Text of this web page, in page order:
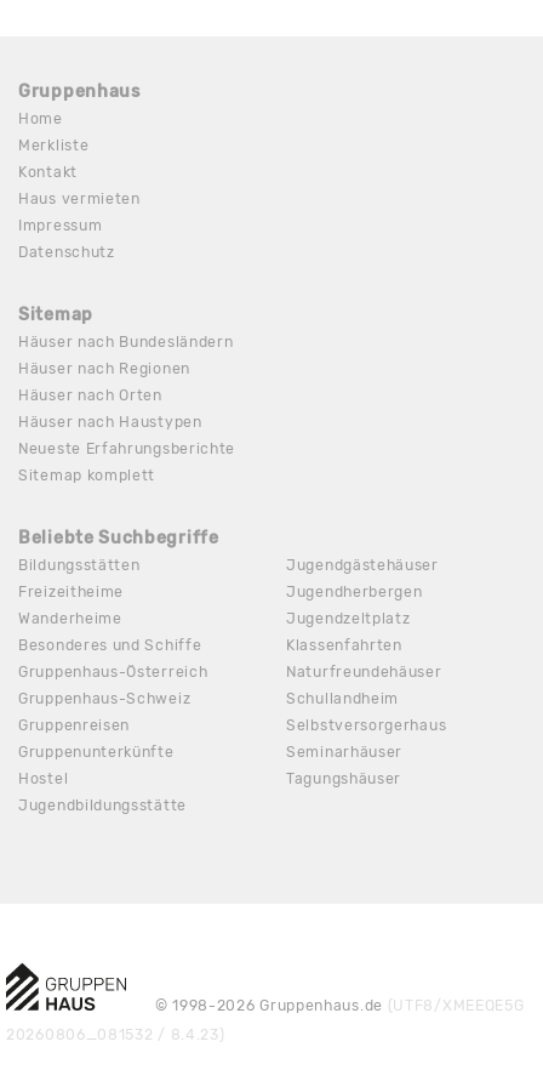
Gruppenhaus
Home
Merkliste
Kontakt
Haus vermieten
Impressum
Datenschutz
Sitemap
Häuser nach Bundesländern
Häuser nach Regionen
Häuser nach Orten
Häuser nach Haustypen
Neueste Erfahrungsberichte
Sitemap komplett
Beliebte Suchbegriffe
Bildungsstätten
Freizeitheime
Wanderheime
Besonderes und Schiffe
Gruppenhaus-Österreich
Gruppenhaus-Schweiz
Gruppenreisen
Gruppenunterkünfte
Hostel
Jugendbildungsstätte
Jugendgästehäuser
Jugendherbergen
Jugendzeltplatz
Klassenfahrten
Naturfreundehäuser
Schullandheim
Selbstversorgerhaus
Seminarhäuser
Tagungshäuser
© 1998-2026 Gruppenhaus.de
(UTF8/XMEEQE5G
20260806_081532 / 8.4.23)